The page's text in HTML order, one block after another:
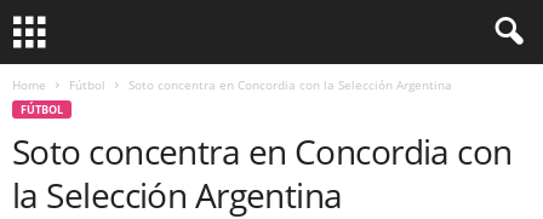
Home Fútbol Soto concentra en Concordia con la Selección Argentina
FÚTBOL
Soto concentra en Concordia con
la Selección Argentina